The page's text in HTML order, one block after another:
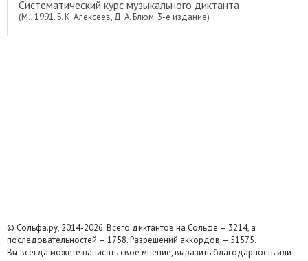
Систематический курс музыкального диктанта
(М., 1991. Б. К. Алексеев, Д. А. Блюм. 3-е издание)
© Сольфа.ру, 2014-2026. Всего диктантов на Сольфе — 3214, а
последовательностей — 1758. Разрешений аккордов — 51575.
Вы всегда можете написать свое мнение, выразить благодарность или